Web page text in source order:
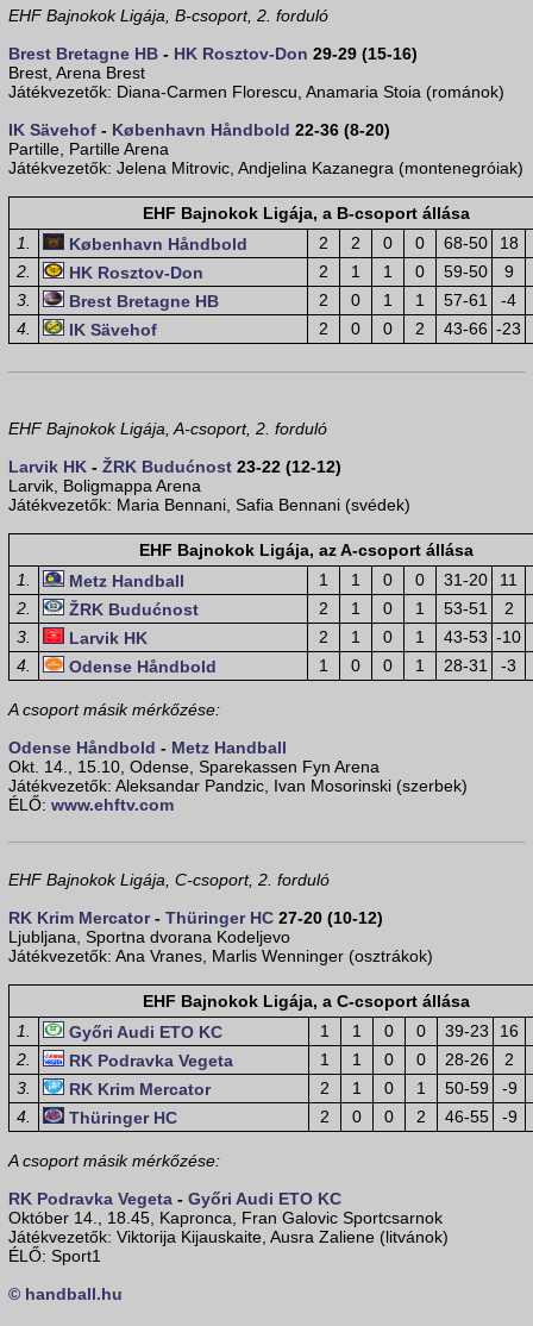
EHF Bajnokok Ligája, B-csoport, 2. forduló
Brest Bretagne HB - HK Rosztov-Don 29-29 (15-16)
Brest, Arena Brest
Játékvezetők: Diana-Carmen Florescu, Anamaria Stoia (románok)
IK Sävehof - København Håndbold 22-36 (8-20)
Partille, Partille Arena
Játékvezetők: Jelena Mitrovic, Andjelina Kazanegra (montenegróiak)
EHF Bajnokok Ligája, a B-csoport állása
1.
København Håndbold 2 2 0 0 68-50
18
2.
HK Rosztov-Don 2 1 1 0 59-50
9
3.
Brest Bretagne HB 2 0 1 1 57-61
-4
4.
IK Sävehof 2 0 0 2 43-66 -23
EHF Bajnokok Ligája, A-csoport, 2. forduló
Larvik HK - ŽRK Budućnost 23-22 (12-12)
Larvik, Boligmappa Arena
Játékvezetők: Maria Bennani, Safia Bennani (svédek)
EHF Bajnokok Ligája, az A-csoport állása
1.
Metz Handball 1 1 0 0 31-20
11
2.
ŽRK Budućnost 2 1 0 1 53-51
2
3.
Larvik HK 2 1 0 1 43-53 -10
4.
Odense Håndbold 1 0 0 1 28-31 -3
A csoport másik mérkőzése:
Odense Håndbold - Metz Handball
Okt. 14., 15.10, Odense, Sparekassen Fyn Arena
Játékvezetők: Aleksandar Pandzic, Ivan Mosorinski (szerbek)
ÉLŐ: www.ehftv.com
EHF Bajnokok Ligája, C-csoport, 2. forduló
RK Krim Mercator- Thüringer HC 27-20 (10-12)
Ljubljana, Sportna dvorana Kodeljevo
Játékvezetők: Ana Vranes, Marlis Wenninger (osztrákok)
EHF Bajnokok Ligája, a C-csoport állása
1.
Győri Audi ETO KC 1 1 0 0 39-23
16
2.
RK Podravka Vegeta 1 1 0 0 28-26
2
3.
RK Krim Mercator 2 1 0 1 50-59
-9
4.
Thüringer HC 2 0 0 2 46-55 -9
A csoport másik mérkőzése:
RK Podravka Vegeta - Győri Audi ETO KC
Október 14., 18.45, Kapronca, Fran Galovic Sportcsarnok
Játékvezetők: Viktorija Kijauskaite, Ausra Zaliene (litvánok)
ÉLŐ: Sport1
© handball.hu